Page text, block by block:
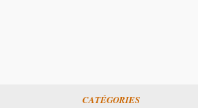
CATÉGORIES